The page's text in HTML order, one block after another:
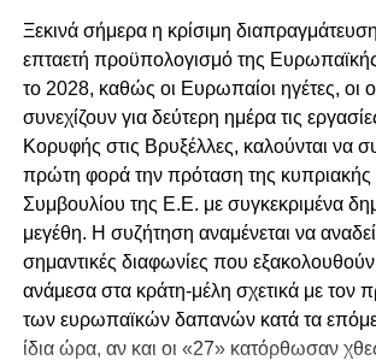
Αγγελίδη από τις θέσεις του
και Βοηθού Γενικού Εισαγγελέα.
Ανεξάρτητη διερεύνηση για τα
καταγράφονται στο Πόρισμα.
Προσαγωγή των υπόπτων στη
λογοδοσία και τιμωρία των
Αναστήλωση των θεσμών και του
δικαίου στην χώρα μας.
Ξεκινά σήμερα η κρίσιμη
επταετή προϋπολογισμό της
το 2028, καθώς οι Ευρωπαίοι ηγέτες, οι
συνεχίζουν για δεύτερη ημέρα τις
Κορυφής στις Βρυξέλλες, καλούνται να
πρώτη φορά την πρόταση της κυπριακής
Συμβουλίου της Ε.Ε. με συγκεκριμένα
μεγέθη. Η συζήτηση αναμένεται να
σημαντικές διαφωνίες που εξακολουθούν
ανάμεσα στα κράτη-μέλη σχετικά με τον
των ευρωπαϊκών δαπανών κατά τα
ίδια ώρα, αν και οι «27» κατόρθωσαν